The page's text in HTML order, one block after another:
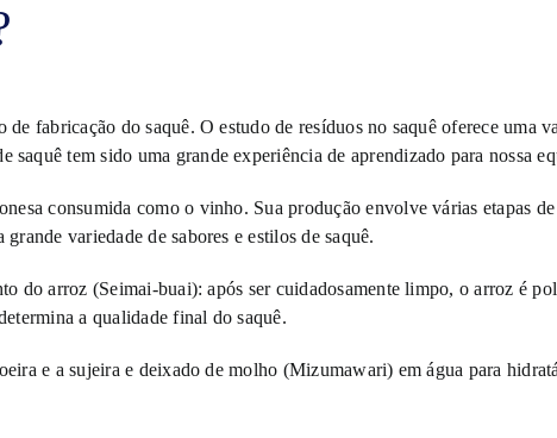
fabricação do saquê. O estudo de resíduos no saquê oferece uma
saquê tem sido uma grande experiência de aprendizado para nossa
consumida como o vinho. Sua produção envolve várias etapas
variedade de sabores e estilos de saquê.
do arroz (Seimai-buai): após ser cuidadosamente limpo, o arroz é
a qualidade final do saquê.
e a sujeira e deixado de molho (Mizumawari) em água para